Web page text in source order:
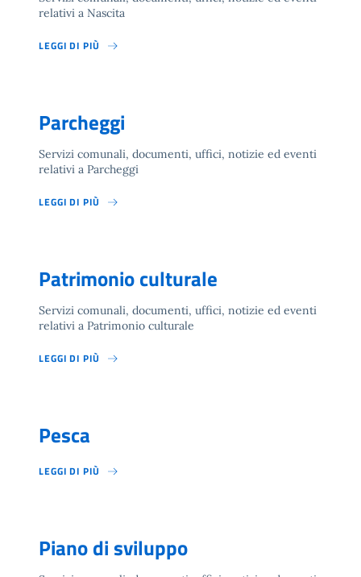
relativi a Nascita
LEGGI DI PIÙ
Parcheggi
Servizi comunali, documenti, uffici, notizie ed eventi
relativi a Parcheggi
LEGGI DI PIÙ
Patrimonio culturale
Servizi comunali, documenti, uffici, notizie ed eventi
relativi a Patrimonio culturale
LEGGI DI PIÙ
Pesca
LEGGI DI PIÙ
Piano di sviluppo